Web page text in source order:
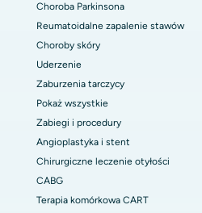
Choroba Parkinsona
Reumatoidalne zapalenie stawów
Choroby skóry
Uderzenie
Zaburzenia tarczycy
Pokaż wszystkie
Zabiegi i procedury
Angioplastyka i stent
Chirurgiczne leczenie otyłości
CABG
Terapia komórkowa CART